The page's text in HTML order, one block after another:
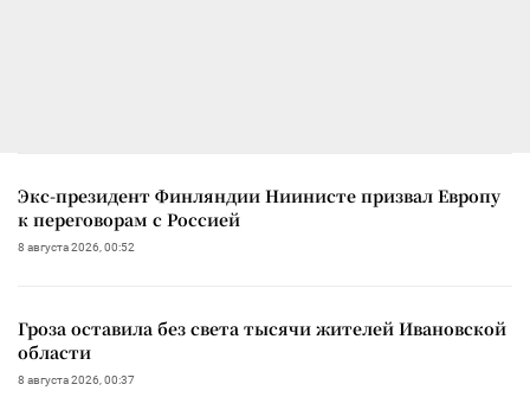
Экс-президент Финляндии Ниинисте призвал Европу
к переговорам с Россией
8 августа 2026, 00:52
Гроза оставила без света тысячи жителей Ивановской
области
8 августа 2026, 00:37